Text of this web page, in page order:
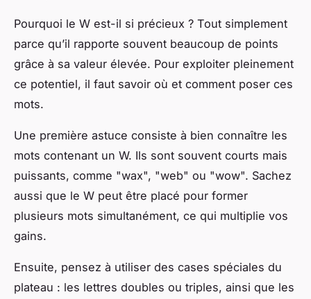
Pourquoi le W est-il si précieux ? Tout simplement
parce qu’il rapporte souvent beaucoup de points
grâce à sa valeur élevée. Pour exploiter pleinement
ce potentiel, il faut savoir où et comment poser ces
mots.
Une première astuce consiste à bien connaître les
mots contenant un W. Ils sont souvent courts mais
puissants, comme "wax", "web" ou "wow". Sachez
aussi que le W peut être placé pour former
plusieurs mots simultanément, ce qui multiplie vos
gains.
Ensuite, pensez à utiliser des cases spéciales du
plateau : les lettres doubles ou triples, ainsi que les